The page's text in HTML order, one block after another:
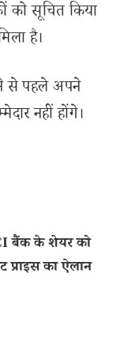
को सूचित किया
है।
से पहले अपने
नहीं होंगे।
बैंक के शेयर को
प्राइस का ऐलान